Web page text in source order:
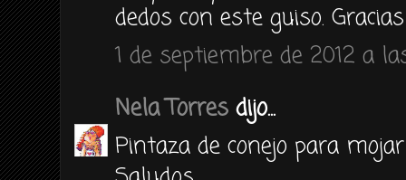
dedos con este guiso. Gracias
1 de septiembre de 2012 a
Nela Torres dijo...
Pintaza de conejo para